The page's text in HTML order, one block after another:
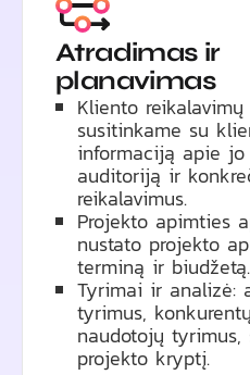
Atradimas ir
planavimas
Kliento reikalavimų
susitinkame su
informaciją apie
auditoriją ir
reikalavimus.
Projekto apimties
nustato projekto
terminą ir biudžetą.
Tyrimai ir analizė:
tyrimus,
naudotojų
projekto kryptį.